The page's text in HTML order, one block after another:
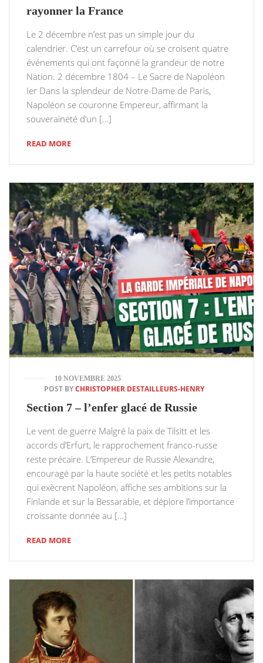
rayonner la France
Le 2 décembre n’est pas un simple jour du
calendrier. C’est un carrefour où se croisent quatre
événements qui ont façonné la grandeur de notre
Nation. 2 décembre 1804 – Le Sacre de Napoléon
Ier Dans la splendeur de Notre-Dame de Paris,
Napoléon se couronne Empereur, affirmant la
souveraineté d’un […]
READ MORE
10 NOVEMBRE 2025
POST BYCHRISTOPHER DESTAILLEURS-HENRY
Section 7 – l’enfer glacé de Russie
Le vent de guerre Malgré la paix de Tilsitt et les
accords d’Erfurt, le rapprochement franco-russe
reste précaire. L’Empereur de Russie Alexandre,
encouragé par la haute société et les petits notables
qui exècrent Napoléon, affiche ses ambitions sur la
Finlande et sur la Bessarabie, et déplore l’importance
croissante donnée au […]
READ MORE